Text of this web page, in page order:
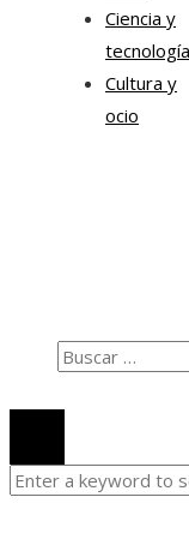
Ciencia y
tecnología
Cultura y
ocio
Buscar: